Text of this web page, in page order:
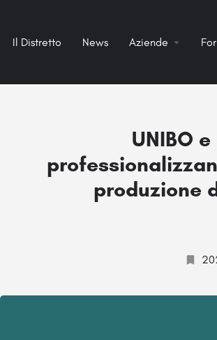
Il Distretto News Aziende
UNIBO
produzione